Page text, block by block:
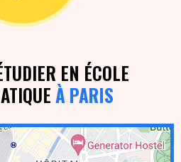
EN ÉCOLE
À PARIS